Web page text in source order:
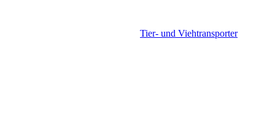
Tier- und Viehtransporter